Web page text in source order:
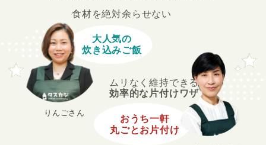
りんごさん
食材を絶対余らせない
大人気の
炊き込みご飯
ムリなく維持できる
効率的な片付けワザ
おうち一軒
丸ごとお片付け